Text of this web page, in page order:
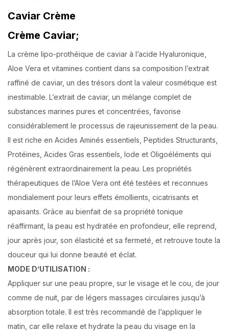
Caviar Crème
Crème Caviar;
La crème lipo-prothéique de caviar à l’acide Hyaluronique,
Aloe Vera et vitamines contient dans sa composition l’extrait
raffiné de caviar, un des trésors dont la valeur cosmétique est
inestimable. L’extrait de caviar, un mélange complet de
substances marines pures et concentrées, favorise
considérablement le processus de rajeunissement de la peau.
Il est riche en Acides Aminés essentiels, Peptides Structurants,
Protéines, Acides Gras essentiels, Iode et Oligoéléments qui
régénèrent extraordinairement la peau. Les propriétés
thérapeutiques de l’Aloe Vera ont été testées et reconnues
mondialement pour leurs effets émollients, cicatrisants et
apaisants. Grâce au bienfait de sa propriété tonique
réaffirmant, la peau est hydratée en profondeur, elle reprend,
jour après jour, son élasticité et sa fermeté, et retrouve toute la
douceur qui lui donne beauté et éclat.
MODE D’UTILISATION :
Appliquer sur une peau propre, sur le visage et le cou, de jour
comme de nuit, par de légers massages circulaires jusqu’à
absorption totale. Il est très recommandé de l’appliquer le
matin, car elle relaxe et hydrate la peau du visage en la